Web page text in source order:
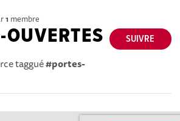
1 membre
SUIVRE
taggué#portes-